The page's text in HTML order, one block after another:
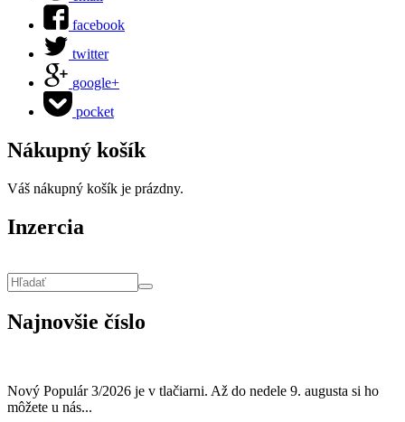
facebook
twitter
google+
pocket
Nákupný košík
Váš nákupný košík je prázdny.
Inzercia
Najnovšie číslo
Nový Populár 3/2026 je v tlačiarni. Až do nedele 9. augusta si ho
môžete u nás...